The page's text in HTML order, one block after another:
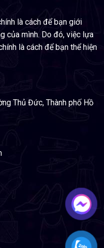
là cách để bạn giới
của mình. Do đó, việc lựa
là cách để bạn thể hiện
Thủ Đức, Thành phố Hồ